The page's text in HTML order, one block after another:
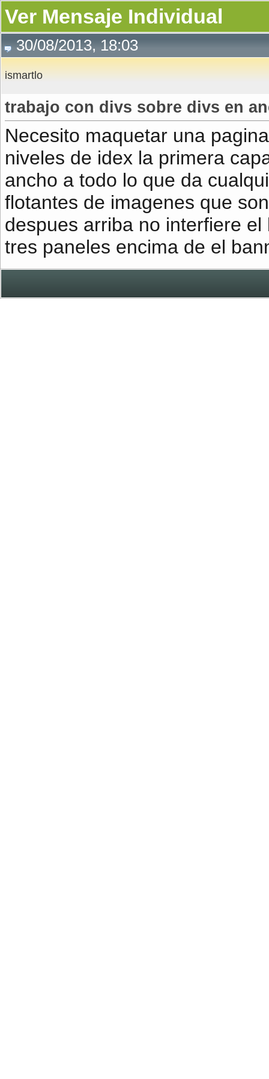
Ver Mensaje Individual
30/08/2013, 18:03
ismartlo
trabajo con divs sobre divs en
Necesito maquetar una
niveles de idex la primera
ancho a todo lo que da
flotantes de imagenes que
despues arriba no interfiere
tres paneles encima de el